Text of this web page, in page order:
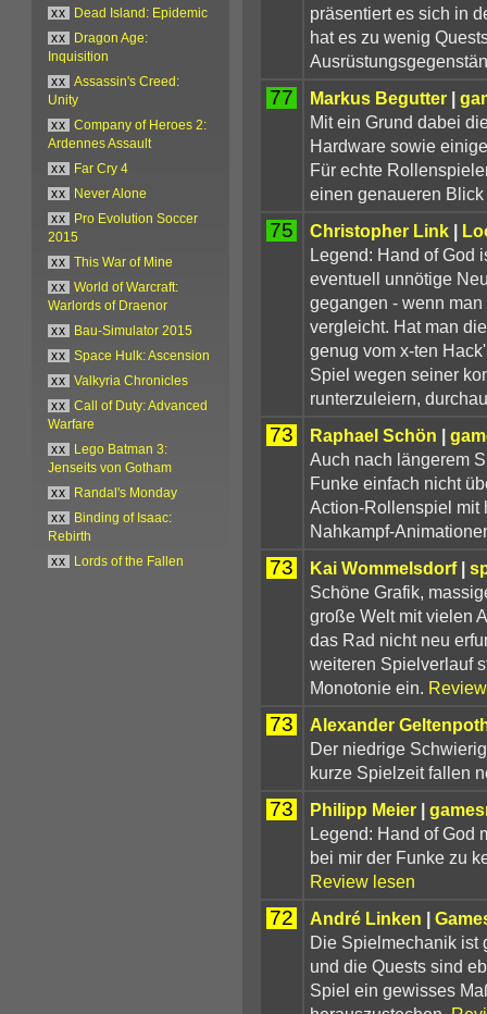
präsentiert es sich in
hat es zu wenig
77 Markus Begutter|
Mit ein Grund dabei
Hardware sowie
Für echte
einen genaueren Blick
75 Christopher Link|
Legend: Hand of God
eventuell unnötige
gegangen - wenn
vergleicht. Hat man
genug vom x-ten
Spiel wegen seiner
runterzuleiern,
73 Raphael Schön |
Auch nach längerem
Funke einfach nicht
Action-Rollenspiel mit
Nahkampf-
73 Kai Wommelsdorf|
Schöne Grafik,
große Welt mit vielen
das Rad nicht neu
weiteren Spielverlauf
Monotonie ein.
73
Alexander
Der niedrige
kurze Spielzeit fallen
73 Philipp Meier|
Legend: Hand of God
bei mir der Funke zu
Review lesen
72 André Linken |
Die Spielmechanik ist
und die Quests sind
Spiel ein gewisses
xx
Dead Island: Epidemic
xx
Dragon Age:
Inquisition
xx
Assassin's Creed:
Unity
xx
Company of Heroes 2:
Ardennes Assault
xx
Far Cry 4
xx
Never Alone
xx
Pro Evolution Soccer
2015
xx
This War of Mine
xx
World of Warcraft:
Warlords of Draenor
xx
Bau-Simulator 2015
xx
Space Hulk: Ascension
xx
Valkyria Chronicles
xx
Call of Duty: Advanced
Warfare
xx
Lego Batman 3:
Jenseits von Gotham
xx
Randal's Monday
xx
Binding of Isaac:
Rebirth
xx
Lords of the Fallen